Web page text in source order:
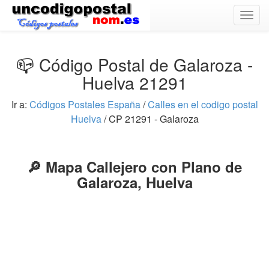
📪 Código Postal de Galaroza -
Huelva 21291
Ir a: Códigos Postales España/Calles en el codigo postal
Huelva/ CP 21291 - Galaroza
🔎 Mapa Callejero con Plano de
Galaroza, Huelva